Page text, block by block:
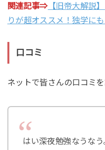
関連記事⇒【旧帝大解説
りが超オススメ！独学に
口コミ
ネットで皆さんの口コミ
はい深夜勉強なうなう